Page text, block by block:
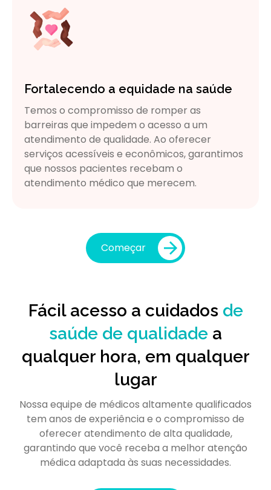
Fortalecendo a equidade na saúde
Temos o compromisso de romper as
barreiras que impedem o acesso a um
atendimento de qualidade. Ao oferecer
serviços acessíveis e econômicos, garantimos
que nossos pacientes recebam o
atendimento médico que merecem.
Começar
Fácil acesso a cuidados de
saúde de qualidade a
qualquer hora, em qualquer
lugar
Nossa equipe de médicos altamente qualificados
tem anos de experiência e o compromisso de
oferecer atendimento de alta qualidade,
garantindo que você receba a melhor atenção
médica adaptada às suas necessidades.